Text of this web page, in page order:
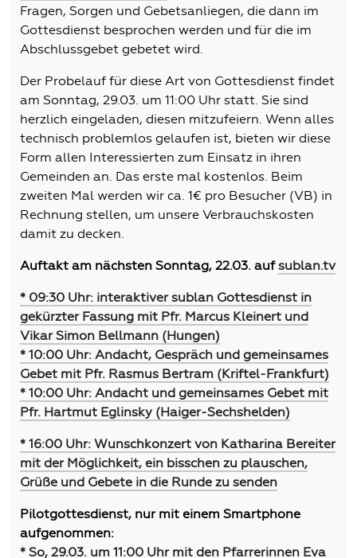
Fragen, Sorgen und Gebetsanliegen, die dann im
Gottesdienst besprochen werden und für die im
Abschlussgebet gebetet wird.
Der Probelauf für diese Art von Gottesdienst findet
am Sonntag, 29.03. um 11:00 Uhr statt. Sie sind
herzlich eingeladen, diesen mitzufeiern. Wenn alles
technisch problemlos gelaufen ist, bieten wir diese
Form allen Interessierten zum Einsatz in ihren
Gemeinden an. Das erste mal kostenlos. Beim
zweiten Mal werden wir ca. 1€ pro Besucher (VB) in
Rechnung stellen, um unsere Verbrauchskosten
damit zu decken.
Auftakt am nächsten Sonntag, 22.03. aufsublan.tv
* 09:30 Uhr: interaktiver sublan Gottesdienst in
gekürzter Fassung mit Pfr. Marcus Kleinert und
Vikar Simon Bellmann (Hungen)
* 10:00 Uhr: Andacht, Gespräch und gemeinsames
Gebet mit Pfr. Rasmus Bertram (Kriftel-Frankfurt)
* 10:00 Uhr: Andacht und gemeinsames Gebet mit
Pfr. Hartmut Eglinsky (Haiger-Sechshelden)
* 16:00 Uhr: Wunschkonzert von Katharina Bereiter
mit der Möglichkeit, ein bisschen zu plauschen,
Grüße und Gebete in die Runde zu senden
Pilotgottesdienst, nur mit einem Smartphone
aufgenommen:
* So, 29.03. um 11:00 Uhr mit den Pfarrerinnen Eva